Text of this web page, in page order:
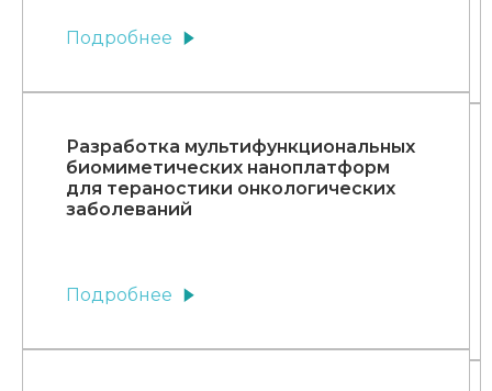
Подробнее
Разработка мультифункциональных
биомиметических наноплатформ
для тераностики онкологических
заболеваний
Подробнее